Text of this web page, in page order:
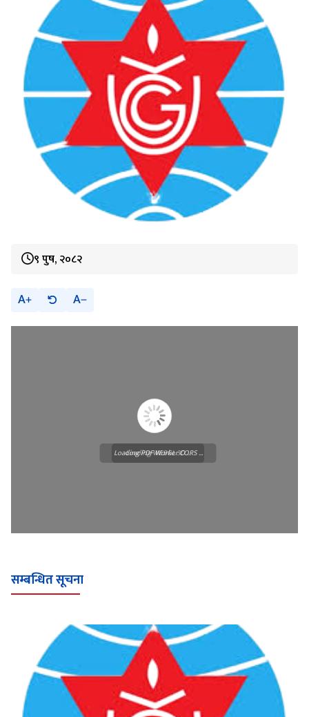
९ पुष, २०८२
A A
Loading WEBGL 3D ...
Loading PDF Worker CORS ...
सम्बन्धित सूचना